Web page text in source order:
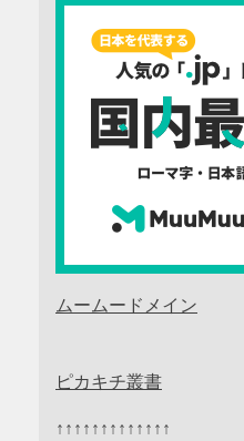
ムームードメイン
ピカキチ叢書
↑↑↑↑↑↑↑↑↑↑↑↑↑